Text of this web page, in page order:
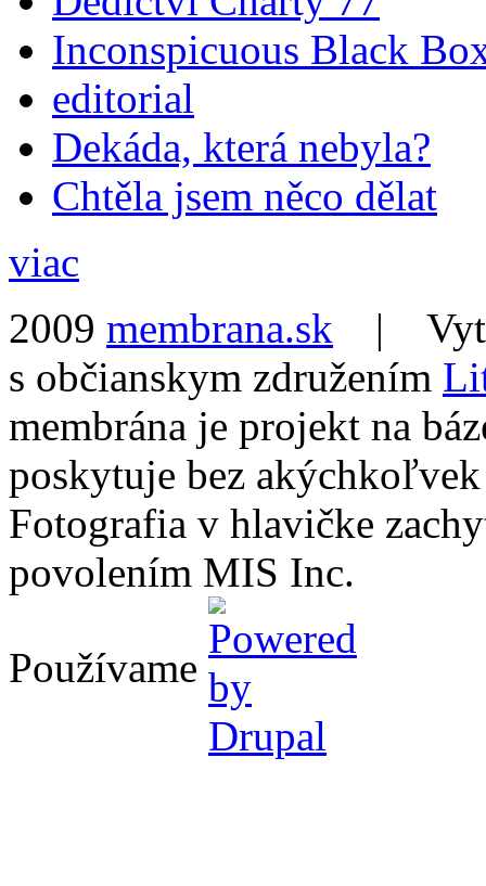
Inconspicuous Black
editorial
Dekáda, která nebyla?
Chtěla jsem něco dělat
viac
2009 membrana.sk |
s občianskym združením
membrána je projekt na
poskytuje bez
Fotografia v hlavičke
povolením MIS Inc.
Používame